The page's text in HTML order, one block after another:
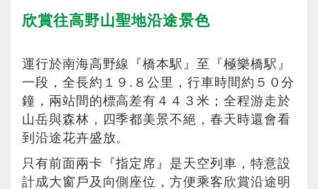
欣賞往高野山聖地沿途景色
運行於南海高野線『橋本駅』至『極樂橋駅』
一段，全長約１９.８公里，行車時間約５０分
鐘，兩站間的標高差有４４３米；全程游走於
山岳與森林，四季都美景不絕，春天時還會看
到沿途花卉盛放。
只有前面兩卡『指定席』是天空列車，特意設
計成大窗戶及向側座位，方便乘客欣賞沿途明